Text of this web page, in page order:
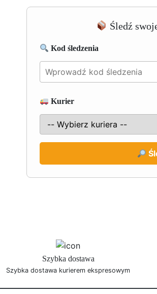
Śledź
Kod śledzenia
Kurier
Szybka dostawa
Szybka dostawa kurierem ekspresowym